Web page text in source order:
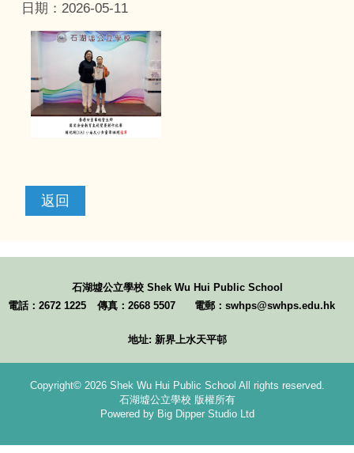
日期：2026-05-11
返回
石湖墟公立學校 Shek Wu Hui Public School
電話：2672 1225
傳真：2668 5507 電郵：swhps@swhps.edu.hk
地址: 新界上水天平邨
Copyright© 2026 Shek Wu Hui Public School All rights reserved.
石湖墟公立學校 版權所有
Powered by Big Dipper Studio Ltd